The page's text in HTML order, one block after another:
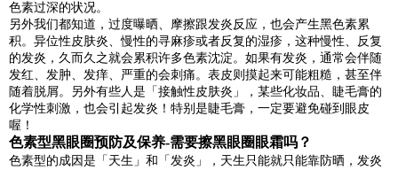
色素过深的状况。
另外我们都知道，过度曝晒、摩擦跟发炎反应，也会产生黑色素累
积。异位性皮肤炎、慢性的寻麻疹或者反复的湿疹，这种慢性、反复
的发炎，久而久之就会累积许多色素沈淀。如果有发炎，通常会伴随
发红、发肿、发痒、严重的会刺痛。表皮则摸起来可能粗糙，甚至伴
随着脱屑。另外有些人是「接触性皮肤炎」，某些化妆品、睫毛膏的
化学性刺激，也会引起发炎！特别是睫毛膏，一定要避免碰到眼皮
喔！
色素型黑眼圈预防及保养-需要擦黑眼圈眼霜吗？
色素型的成因是「天生」和「发炎」，天生只能就只能靠防晒，发炎